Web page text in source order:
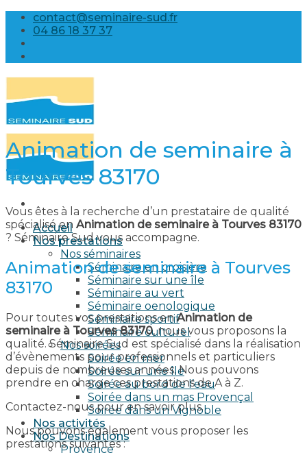
Skip
content
contact@seminaire-sud.fr
04 86 18 37 37
Accueil
Nos prestations
Nos séminaires
Séminaire en croisière
Séminaire sur une île
Séminaire au vert
Séminaire oenologique
Séminaire sportif
Séminaire culturel
Nos soirées
Soirée en mer
Soirée sur une île
Soirée au bord de l’eau
Soirée dans un mas Provençal
Soirée dans un Vignoble
Nos activités
Nos Destinations
Provence
Animation de seminaire à
Tourves 83170
Vous êtes à la recherche d’un prestataire de qualité
spécialisé en Animation de seminaire à Tourves 83170
? Séminaire Sud vous accompagne.
Animation de seminaire à Tourves
83170
Pour toutes vos prestations enAnimation de
seminaire à Tourves 83170, nous vous proposons la
qualité. Séminaire Sud est spécialisé dans la réalisation
d’évènements pour professionnels et particuliers
depuis de nombreuses années. Nous pouvons
prendre en charge ces prestations de A à Z.
Contactez-nous pour en savoir plus.
Nous pouvons également vous proposer les
prestations suivantes :